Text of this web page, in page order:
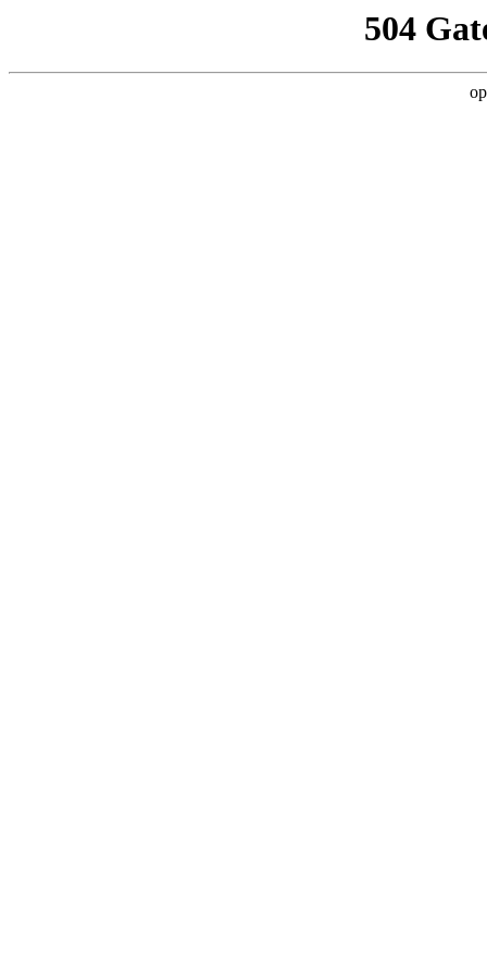
504